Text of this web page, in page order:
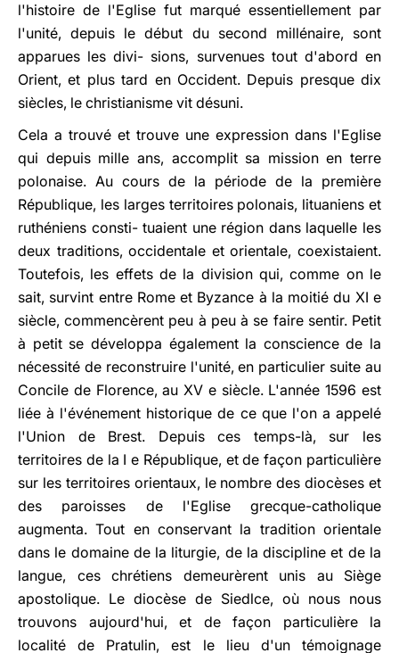
l'histoire de l'Eglise fut marqué essentiellement par
l'unité, depuis le début du second millénaire, sont
apparues les divi- sions, survenues tout d'abord en
Orient, et plus tard en Occident. Depuis presque dix
siècles, le christianisme vit désuni.
Cela a trouvé et trouve une expression dans l'Eglise
qui depuis mille ans, accomplit sa mission en terre
polonaise. Au cours de la période de la première
République, les larges territoires polonais, lituaniens et
ruthéniens consti- tuaient une région dans laquelle les
deux traditions, occidentale et orientale, coexistaient.
Toutefois, les effets de la division qui, comme on le
sait, survint entre Rome et Byzance à la moitié du XI e
siècle, commencèrent peu à peu à se faire sentir. Petit
à petit se développa également la conscience de la
nécessité de reconstruire l'unité, en particulier suite au
Concile de Florence, au XV e siècle. L'année 1596 est
liée à l'événement historique de ce que l'on a appelé
l'Union de Brest. Depuis ces temps-là, sur les
territoires de la I e République, et de façon particulière
sur les territoires orientaux, le nombre des diocèses et
des paroisses de l'Eglise grecque-catholique
augmenta. Tout en conservant la tradition orientale
dans le domaine de la liturgie, de la discipline et de la
langue, ces chrétiens demeurèrent unis au Siège
apostolique. Le diocèse de Siedlce, où nous nous
trouvons aujourd'hui, et de façon particulière la
localité de Pratulin, est le lieu d'un témoignage